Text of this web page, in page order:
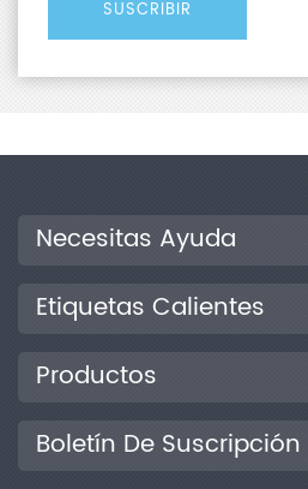
Necesitas Ayuda
Etiquetas Calientes
Productos
Boletín De Suscripción